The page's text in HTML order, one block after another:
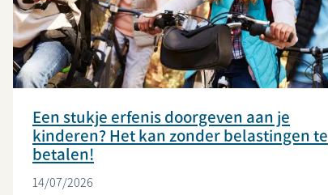
Een stukje erfenis doorgeven aan je
kinderen? Het kan zonder belastingen te
betalen!
14/07/2026